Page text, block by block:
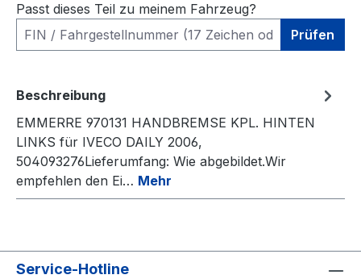
Passt dieses Teil zu meinem Fahrzeug?
Prüfen
Beschreibung
EMMERRE 970131 HANDBREMSE KPL. HINTEN
LINKS für IVECO DAILY 2006,
504093276Lieferumfang: Wie abgebildet.Wir
empfehlen den Ei… Mehr
Service-Hotline